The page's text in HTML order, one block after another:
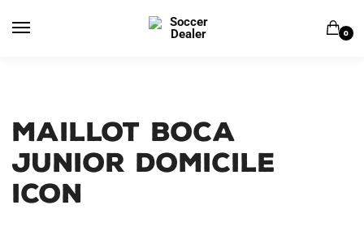
0
MAILLOT BOCA
JUNIOR DOMICILE
ICON